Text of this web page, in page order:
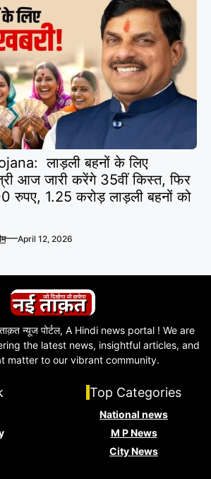
लाड़ली बहनों के लिए
आज जारी करेंगे 35वीं किस्त, फिर
रुपए, 1.25 करोड़ लाड़ली बहनों को
—April 12, 2026
न्यूज पोर्टल, A Hindi news portal ! We are
the latest news, insightful articles, and
matter to our vibrant community.
Top Categories
National news
M P News
City News